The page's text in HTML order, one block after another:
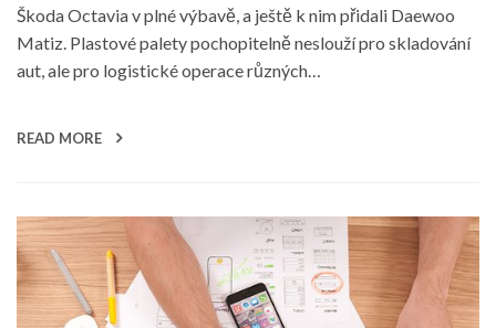
Škoda Octavia v plné výbavě, a ještě k nim přidali Daewoo
Matiz. Plastové palety pochopitelně neslouží pro skladování
aut, ale pro logistické operace různých…
READ MORE